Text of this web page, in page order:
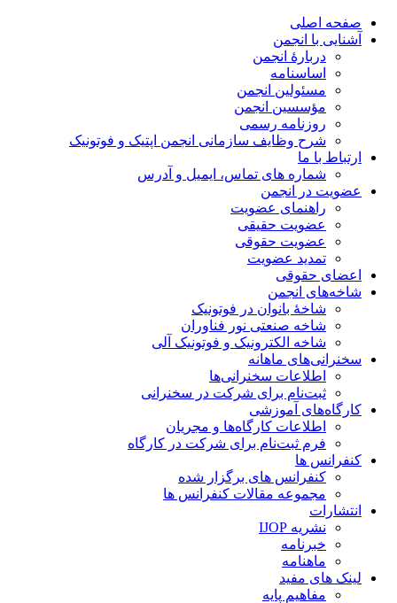
صفحه اصلی
آشنایی با انجمن
دربارۀ انجمن
اساسنامه
مسئولین انجمن
مؤسسین انجمن
روزنامه رسمی
شرح وظایف سازمانی انجمن اپتیک و فوتونیک
ارتباط با ما
شماره های تماس، ایمیل و آدرس
عضویت در انجمن
راهنمای عضویت
عضویت حقیقی
عضویت حقوقی
تمدید عضویت
اعضای حقوقی
شاخه‌های انجمن
شاخۀ بانوان در فوتونیک
شاخه صنعتی نور فناوران
شاخه‌ الکترونیک و فوتونیک آلی
سخنرانی‌های ماهانه
اطلاعات سخنرانی‌‌ها
ثبت‌نام برای شرکت در سخنرانی
کارگاه‌های آموزشی
اطلاعات کارگاه‌ها و مجریان
فرم ثبت‌نام برای شرکت در کارگاه
کنفرانس ها
کنفرانس های برگزار شده
مجموعه مقالات کنفرانس ها
انتشارات
نشریه IJOP
خبرنامه
ماهنامه
لینک های مفید
مفاهیم پایه